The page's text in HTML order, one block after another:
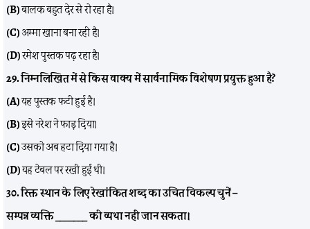
(B)बालक बहुत देर से रो रहा है।
(C)अम्मा खाना बना रही है।
(D)रमेश पुस्तक पढ़ रहा है।
29. निम्नलिखित में से किस वाक्य में सार्वनामिक विशेषण प्रयुक्त हुआ है?
(A)यह पुस्तक फटी हुई है।
(B)इसे नरेश ने फाड़ दिया।
(C)उसको अब हटा दिया गया है।
(D)यह टेबल पर रखी हुई थी।
30. रिक्त स्थान के लिए रेखांकित शब्द का उचित विकल्प चुनें –
सम्पन्न व्यक्ति _______ की व्यथा नहीं जान सकता।